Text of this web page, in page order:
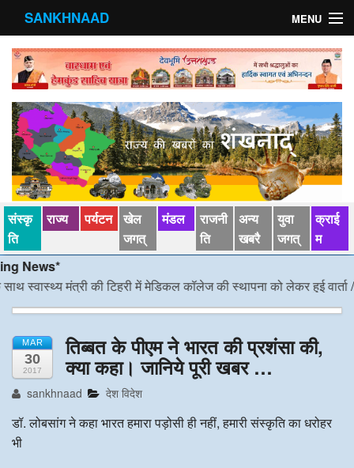
SANKHNAAD MENU
मुख्य पृष्ठ
राज्य
मंडल
संस्कृति
खेल जगत्
पर्यटन
पड़ोसी राज्य
स्वास्‍थ्य
देश विदेश
अन्य खबरै
संस्कृ
ति
राज्य पर्यटन खेल
जगत्
मंडल
राजनी
ति
अन्य
खबरै
युवा
जगत्
क्राई
म
मंत्री की टिहरी में मेडिकल कॉलेज की स्थापना को लेकर हुई वार्ता/*/
MAR
30
2017
तिब्बत के पीएम ने भारत की प्रशंसा की,
क्या कहा। जानिये पूरी खबर …
sankhnaad देश विदेश
डॉ. लोबसांग ने कहा भारत हमारा पड़ोसी ही नहीं, हमारी संस्कृति का धरोहर
भी